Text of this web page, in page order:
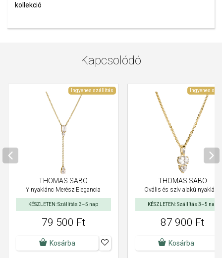
kollekció
Kapcsolódó
Ingyenes szállítás
THOMAS SABO
Y nyaklánc Merész Elegancia
KÉSZLETEN: Szállítás 3–5 nap
79 500 Ft
Kosárba
Ingyenes
THOMAS SABO
Ovális és szív alakú nyaklánc
KÉSZLETEN: Szállítás 3–5 nap
87 900 Ft
Kosárba